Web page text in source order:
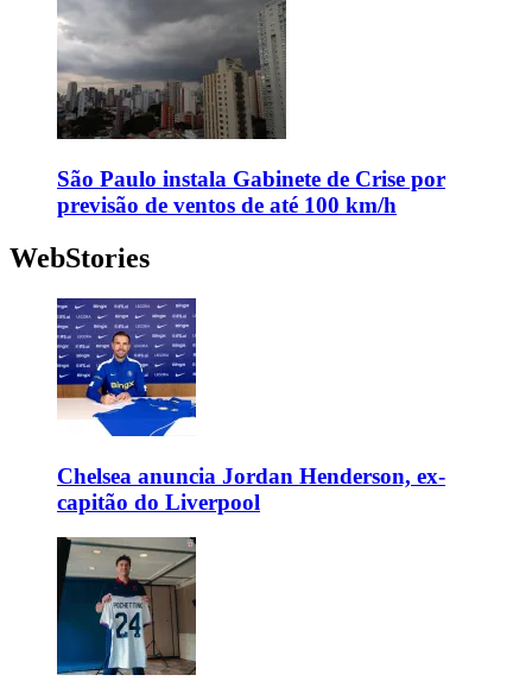
São Paulo instala Gabinete de Crise por
previsão de ventos de até 100 km/h
WebStories
Chelsea anuncia Jordan Henderson, ex-
capitão do Liverpool